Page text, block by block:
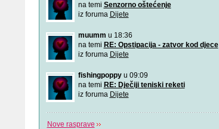
na temi Senzorno oštećenje
iz foruma Dijete
muumm u 18:36
na temi RE: Opstipacija - zatvor kod djece
iz foruma Dijete
fishingpoppyu 09:09
na temi RE: Dječiji teniski reketi
iz foruma Dijete
Nove rasprave